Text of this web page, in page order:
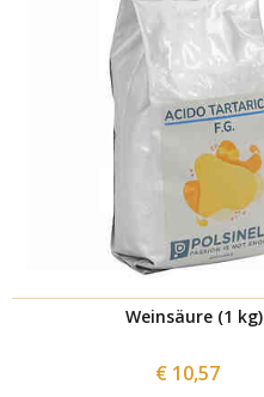
Weinsäure (1 kg)
€ 10,57